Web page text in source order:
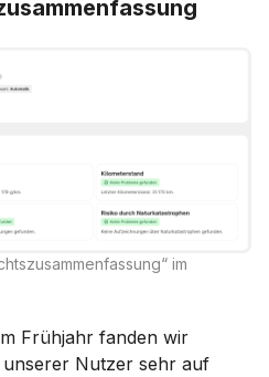
im
Frühjahr fanden wir
unserer Nutzer sehr auf